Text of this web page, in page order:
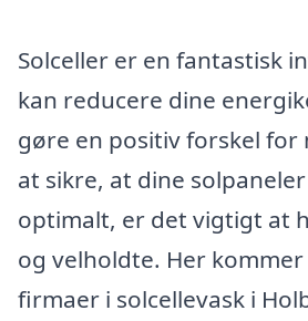
Solceller er en fantastisk
kan reducere dine
gøre en positiv forskel for
at sikre, at dine
optimalt, er det vigtigt at
og velholdte. Her
firmaer i solcellevask i